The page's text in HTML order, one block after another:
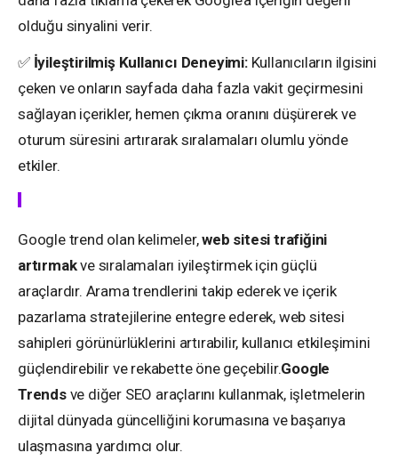
olduğu sinyalini verir.
✅ İyileştirilmiş Kullanıcı Deneyimi:Kullanıcıların ilgisini
çeken ve onların sayfada daha fazla vakit geçirmesini
sağlayan içerikler, hemen çıkma oranını düşürerek ve
oturum süresini artırarak sıralamaları olumlu yönde
etkiler.
Google trend olan kelimeler,web sitesi trafiğini
artırmakve sıralamaları iyileştirmek için güçlü
araçlardır. Arama trendlerini takip ederek ve içerik
pazarlama stratejilerine entegre ederek, web sitesi
sahipleri görünürlüklerini artırabilir, kullanıcı etkileşimini
güçlendirebilir ve rekabette öne geçebilir.Google
Trendsve diğer SEO araçlarını kullanmak, işletmelerin
dijital dünyada güncelliğini korumasına ve başarıya
ulaşmasına yardımcı olur.